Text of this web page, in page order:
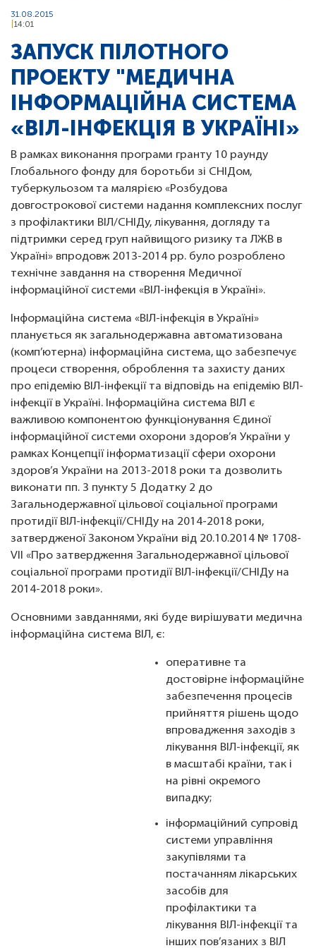
31.08.2015
14:01
ЗАПУСК ПІЛОТНОГО
ПРОЕКТУ "МЕДИЧНА
ІНФОРМАЦІЙНА СИСТЕМА
«ВІЛ-ІНФЕКЦІЯ В УКРАЇНІ»
В рамках виконання програми гранту 10 раунду
Глобального фонду для боротьби зі СНІДом,
туберкульозом та малярією «Розбудова
довгострокової системи надання комплексних послуг
з профілактики ВІЛ/СНІДу, лікування, догляду та
підтримки серед груп найвищого ризику та ЛЖВ в
Україні» впродовж 2013-2014 рр. було розроблено
технічне завдання на створення Медичної
інформаційної системи «ВІЛ-інфекція в Україні».
Інформаційна система «ВІЛ-інфекція в Україні»
планується як загальнодержавна автоматизована
(комп’ютерна) інформаційна система, що забезпечує
процеси створення, оброблення та захисту даних
про епідемію ВІЛ-інфекції та відповідь на епідемію ВІЛ-
інфекції в Україні. Інформаційна система ВІЛ є
важливою компонентою функціонування Єдиної
інформаційної системи охорони здоров’я України у
рамках Концепції інформатизації сфери охорони
здоров’я України на 2013-2018 роки та дозволить
виконати пп. 3 пункту 5 Додатку 2 до
Загальнодержавної цільової соціальної програми
протидії ВІЛ-інфекції/СНІДу на 2014-2018 роки,
затвердженої Законом України від 20.10.2014 № 1708-
VII «Про затвердження Загальнодержавної цільової
соціальної програми протидії ВІЛ-інфекції/СНІДу на
2014-2018 роки».
Основними завданнями, які буде вирішувати медична
інформаційна система ВІЛ, є:
оперативне та
достовірне інформаційне
забезпечення процесів
прийняття рішень щодо
впровадження заходів з
лікування ВІЛ-інфекції, як
в масштабі країни, так і
на рівні окремого
випадку;
інформаційний супровід
системи управління
закупівлями та
постачанням лікарських
засобів для
профілактики та
лікування ВІЛ-інфекції та
інших пов’язаних з ВІЛ